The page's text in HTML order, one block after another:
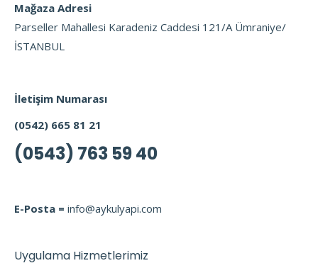
Mağaza Adresi
Parseller Mahallesi Karadeniz Caddesi 121/A Ümraniye/
İSTANBUL
İletişim Numarası
(0542) 665 81 21
(0543) 763 59 40
E-Posta = info@aykulyapi.com
Uygulama Hizmetlerimiz